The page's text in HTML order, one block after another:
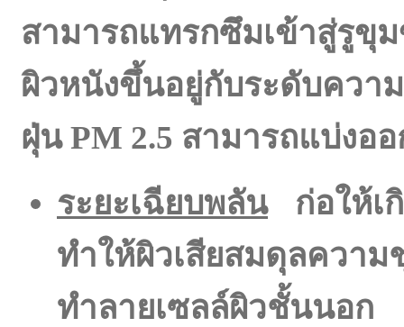
สามารถแทรกซึมเข้าสู่รูขุ
ผิวหนังขึ้นอยู่กับระดับควา
ฝุ่น PM 2.5 สามารถแบ่งอ
ระยะเฉียบพลันก่อให้เกิ
ทำให้ผิวเสียสมดุลควา
ทำลายเซลล์ผิวชั้นนอ